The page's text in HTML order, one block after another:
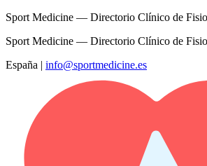
Sport Medicine — Directorio Clínico de
Sport Medicine — Directorio Clínico de
España | info@sportmedicine.es